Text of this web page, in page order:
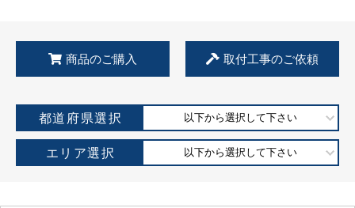
商品のご購入 取付工事のご依頼
都道府県選択 以下から選択して下さい
エリア選択 以下から選択して下さい